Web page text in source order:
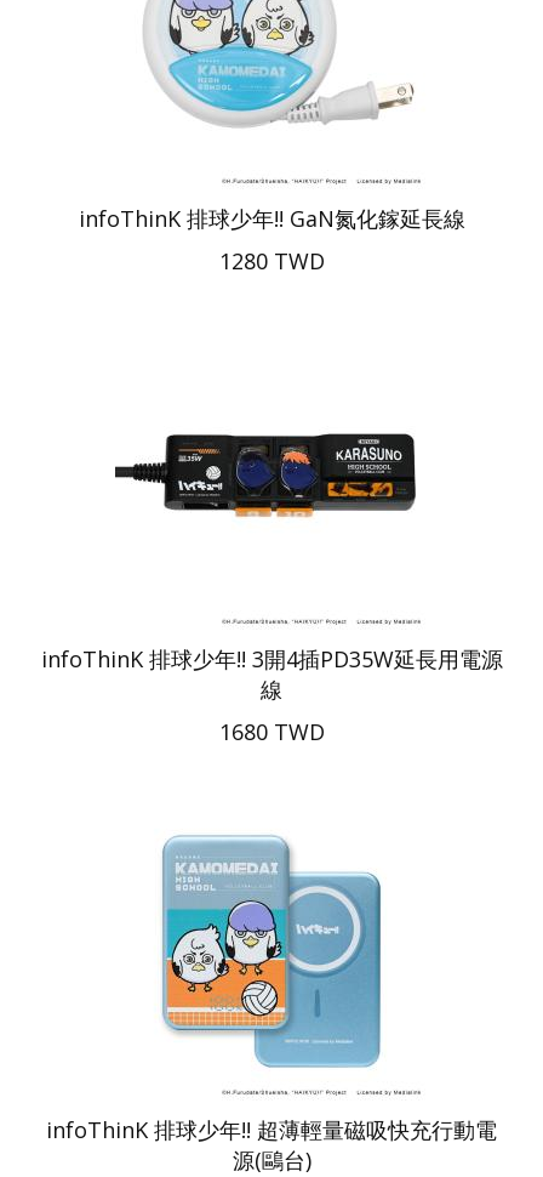
infoThinK 排球少年!! GaN氮化鎵延長線
1280 TWD
infoThinK 排球少年!! 3開4插PD35W延長用電源
線
1680 TWD
infoThinK 排球少年!! 超薄輕量磁吸快充行動電
源(鷗台)